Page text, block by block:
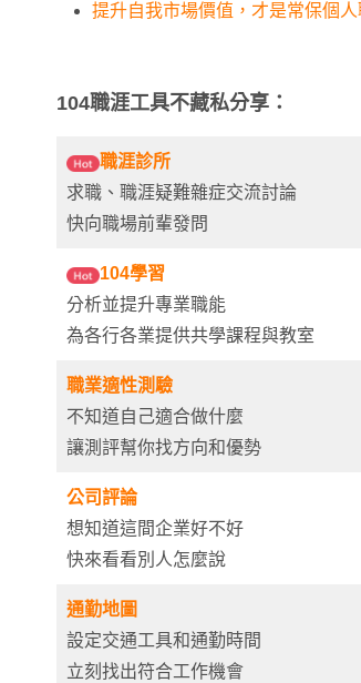
提升自我市場價值，才是常保個
104職涯工具不藏私分享：
職涯診所
求職、職涯疑難雜症交流討論
快向職場前輩發問
104學習
分析並提升專業職能
為各行各業提供共學課程與教室
職業適性測驗
不知道自己適合做什麼
讓測評幫你找方向和優勢
公司評論
想知道這間企業好不好
快來看看別人怎麼說
通勤地圖
設定交通工具和通勤時間
立刻找出符合工作機會